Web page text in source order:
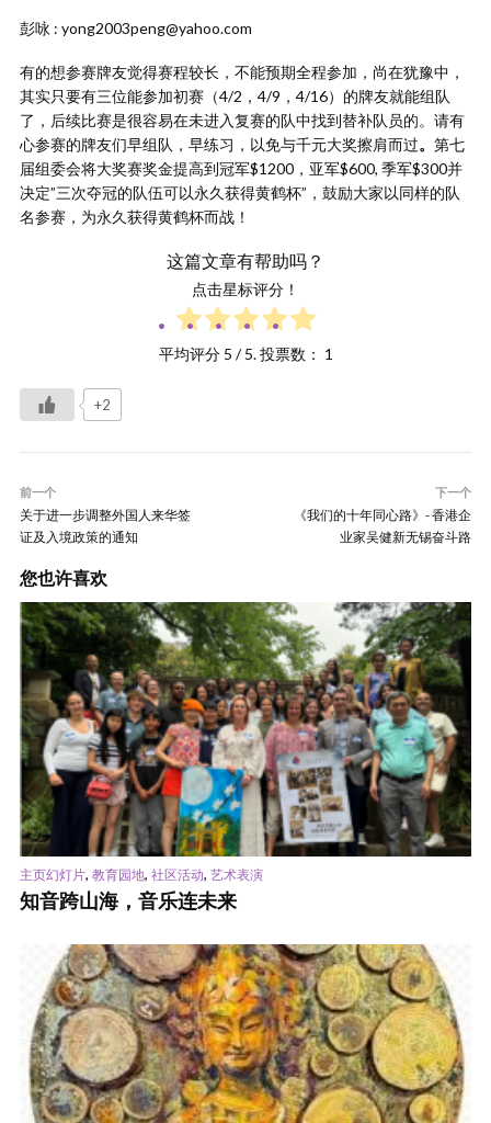
彭咏 : yong2003peng@yahoo.com
有的想参赛牌友觉得赛程较长，不能预期全程参加，尚在犹豫中，
其实只要有三位能参加初赛（4/2，4/9，4/16）的牌友就能组队
了，后续比赛是很容易在未进入复赛的队中找到替补队员的。请有
心参赛的牌友们早组队，早练习，以免与千元大奖擦肩而过。 第七
届组委会将大奖赛奖金提高到冠军$1200，亚军$600, 季军$300并
决定”三次夺冠的队伍可以永久获得黄鹤杯”，鼓励大家以同样的队
名参赛，为永久获得黄鹤杯而战！
这篇文章有帮助吗？
点击星标评分！
平均评分 5 / 5. 投票数： 1
+2
前一个
关于进一步调整外国人来华签
证及入境政策的通知
下一个
《我们的十年同心路》- 香港企
业家吴健新无锡奋斗路
您也许喜欢
主页幻灯片, 教育园地, 社区活动, 艺术表演
知音跨山海，音乐连未来